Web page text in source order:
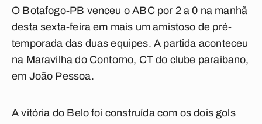
O Botafogo-PB venceu oABCpor 2 a 0 na manhã
desta sexta-feira em mais um amistoso de pré-
temporada das duas equipes. A partida aconteceu
na Maravilha do Contorno, CT do clube paraibano,
em João Pessoa.
A vitória do Belo foi construída com os dois gols